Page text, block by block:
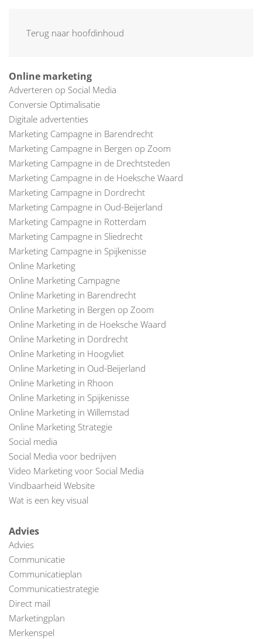
Terug naar hoofdinhoud
Online marketing
Adverteren op Social Media
Conversie Optimalisatie
Digitale advertenties
Marketing Campagne in Barendrecht
Marketing Campagne in Bergen op Zoom
Marketing Campagne in de Drechtsteden
Marketing Campagne in de Hoeksche Waard
Marketing Campagne in Dordrecht
Marketing Campagne in Oud-Beijerland
Marketing Campagne in Rotterdam
Marketing Campagne in Sliedrecht
Marketing Campagne in Spijkenisse
Online Marketing
Online Marketing Campagne
Online Marketing in Barendrecht
Online Marketing in Bergen op Zoom
Online Marketing in de Hoeksche Waard
Online Marketing in Dordrecht
Online Marketing in Hoogvliet
Online Marketing in Oud-Beijerland
Online Marketing in Rhoon
Online Marketing in Spijkenisse
Online Marketing in Willemstad
Online Marketing Strategie
Social media
Social Media voor bedrijven
Video Marketing voor Social Media
Vindbaarheid Website
Wat is een key visual
Advies
Advies
Communicatie
Communicatieplan
Communicatiestrategie
Direct mail
Marketingplan
Merkenspel